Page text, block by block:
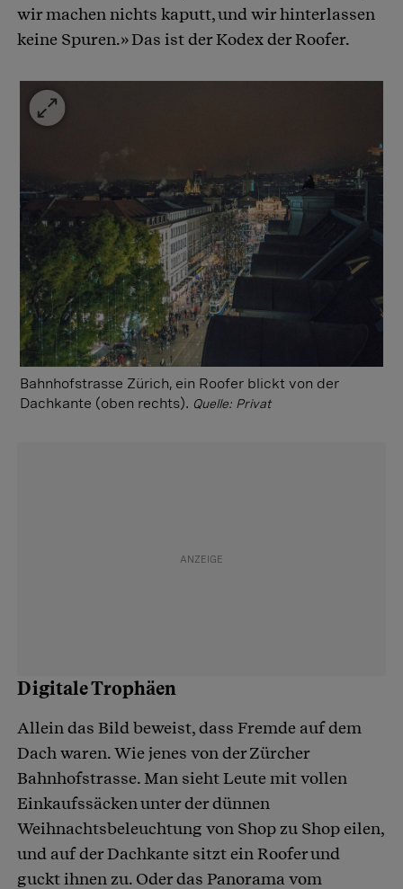
wir machen nichts kaputt, und wir hinterlassen
keine Spuren.» Das ist der Kodex der Roofer.
Bahnhofstrasse Zürich, ein Roofer blickt von der
Dachkante (oben rechts). Quelle: Privat
Digitale Trophäen
Allein das Bild beweist, dass Fremde auf dem
Dach waren. Wie jenes von der Zürcher
Bahnhofstrasse. Man sieht Leute mit vollen
Einkaufssäcken unter der dünnen
Weihnachtsbeleuchtung von Shop zu Shop eilen,
und auf der Dachkante sitzt ein Roofer und
guckt ihnen zu. Oder das Panorama vom